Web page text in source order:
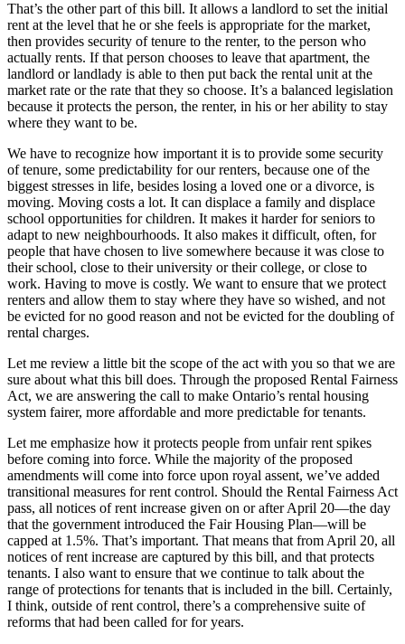
That’s the other part of this bill. It allows a landlord to set the initial
rent at the level that he or she feels is appropriate for the market,
then provides security of tenure to the renter, to the person who
actually rents. If that person chooses to leave that apartment, the
landlord or landlady is able to then put back the rental unit at the
market rate or the rate that they so choose. It’s a balanced legislation
because it protects the person, the renter, in his or her ability to stay
where they want to be.
We have to recognize how important it is to provide some security
of tenure, some predictability for our renters, because one of the
biggest stresses in life, besides losing a loved one or a divorce, is
moving. Moving costs a lot. It can displace a family and displace
school opportunities for children. It makes it harder for seniors to
adapt to new neighbourhoods. It also makes it difficult, often, for
people that have chosen to live somewhere because it was close to
their school, close to their university or their college, or close to
work. Having to move is costly. We want to ensure that we protect
renters and allow them to stay where they have so wished, and not
be evicted for no good reason and not be evicted for the doubling of
rental charges.
Let me review a little bit the scope of the act with you so that we are
sure about what this bill does. Through the proposed Rental Fairness
Act, we are answering the call to make Ontario’s rental housing
system fairer, more affordable and more predictable for tenants.
Let me emphasize how it protects people from unfair rent spikes
before coming into force. While the majority of the proposed
amendments will come into force upon royal assent, we’ve added
transitional measures for rent control. Should the Rental Fairness Act
pass, all notices of rent increase given on or after April 20—the day
that the government introduced the Fair Housing Plan—will be
capped at 1.5%. That’s important. That means that from April 20, all
notices of rent increase are captured by this bill, and that protects
tenants. I also want to ensure that we continue to talk about the
range of protections for tenants that is included in the bill. Certainly,
I think, outside of rent control, there’s a comprehensive suite of
reforms that had been called for for years.